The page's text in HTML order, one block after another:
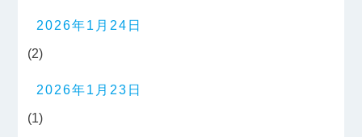
2026年1月24日
(2)
2026年1月23日
(1)